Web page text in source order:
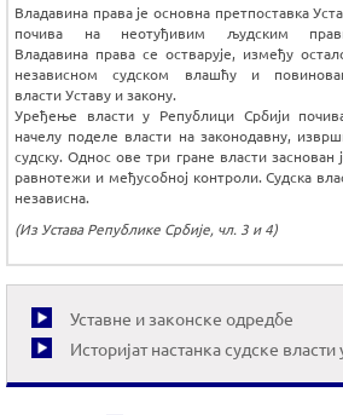
Владавина права је основна претпоставка
почива на неотуђивим људским
Владавина права се остварује, између
независном судском влашћу и
власти Уставу и закону.
Уређење власти у Републици Србији
начелу поделе власти на законодавну,
судску. Однос ове три гране власти заснован
равнотежи и међусобној контроли. Судска
независна.
(Из Устава Републике Србије, чл. 3 и 4)
Уставне и законске одредбе
Историјат настанка судске власти